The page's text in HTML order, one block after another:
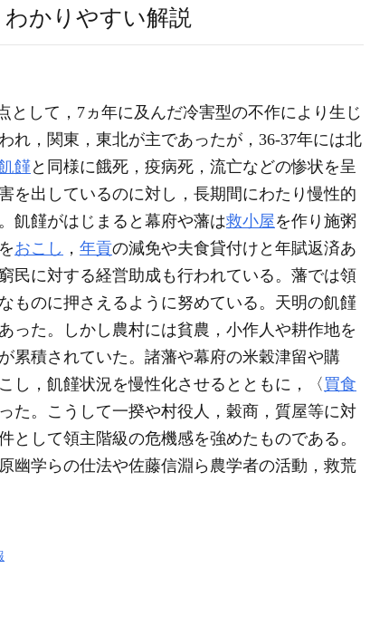
わかりやすい解説
として，7ヵ年に及んだ冷害型の不作により生じ
れ，関東，東北が主であったが，36-37年には北
饉と同様に餓死，疫病死，流亡などの惨状を呈
を出しているのに対し，長期間にわたり慢性的
飢饉がはじまると幕府や藩は救小屋を作り施粥
おこし ， 年貢の減免や夫食貸付けと年賦返済あ
民に対する経営助成も行われている。藩では領
ものに押さえるように努めている。天明の飢饉
った。しかし農村には貧農，小作人や耕作地を
累積されていた。諸藩や幕府の米穀津留や購
し，飢饉状況を慢性化させるとともに，〈買食
た。こうして一揆や村役人，穀商，質屋等に対
として領主階級の危機感を強めたものである。
幽学らの仕法や佐藤信淵ら農学者の活動，救荒